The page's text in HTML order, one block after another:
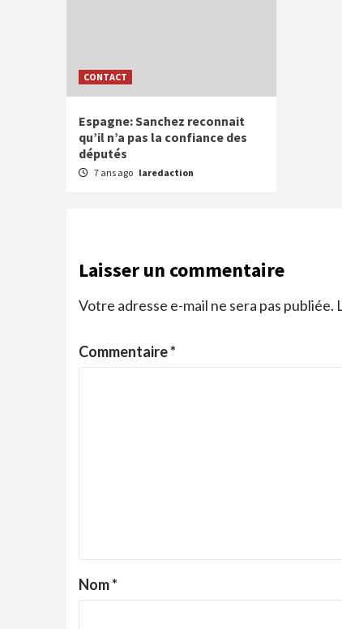
CONTACT
Espagne: Sanchez reconnait
qu’il n’a pas la confiance des
députés
7 ans ago laredaction
Laisser un commentaire
Votre adresse e-mail ne sera pas publiée.
Commentaire*
Nom*